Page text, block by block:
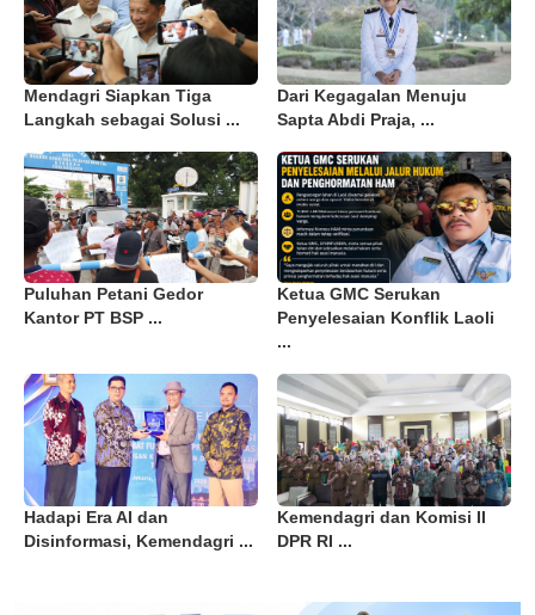
Mendagri Siapkan Tiga
Langkah sebagai Solusi ...
Dari Kegagalan Menuju
Sapta Abdi Praja, ...
Puluhan Petani Gedor
Kantor PT BSP ...
Ketua GMC Serukan
Penyelesaian Konflik Laoli
...
Hadapi Era AI dan
Disinformasi, Kemendagri ...
Kemendagri dan Komisi II
DPR RI ...